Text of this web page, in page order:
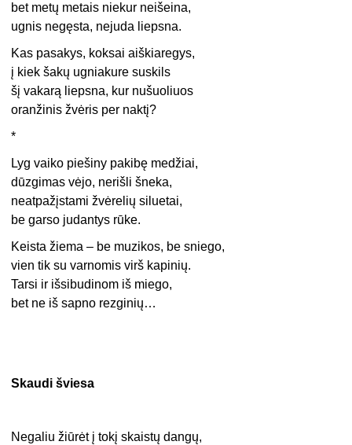
bet metų metais niekur neišeina,
ugnis negęsta, nejuda liepsna.
Kas pasakys, koksai aiškiaregys,
į kiek šakų ugniakure suskils
šį vakarą liepsna, kur nušuoliuos
oranžinis žvėris per naktį?
*
Lyg vaiko piešiny pakibę medžiai,
dūzgimas vėjo, nerišli šneka,
neatpažįstami žvėrelių siluetai,
be garso judantys rūke.
Keista žiema – be muzikos, be sniego,
vien tik su varnomis virš kapinių.
Tarsi ir išsibudinom iš miego,
bet ne iš sapno rezginių…
Skaudi šviesa
Negaliu žiūrėt į tokį skaistų dangų,